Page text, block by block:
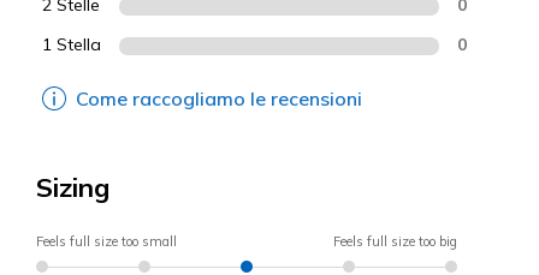
2 Stelle
1 Stella 0
Come raccogliamo le recensioni
Sizing
Feels full size too small Feels full size too big